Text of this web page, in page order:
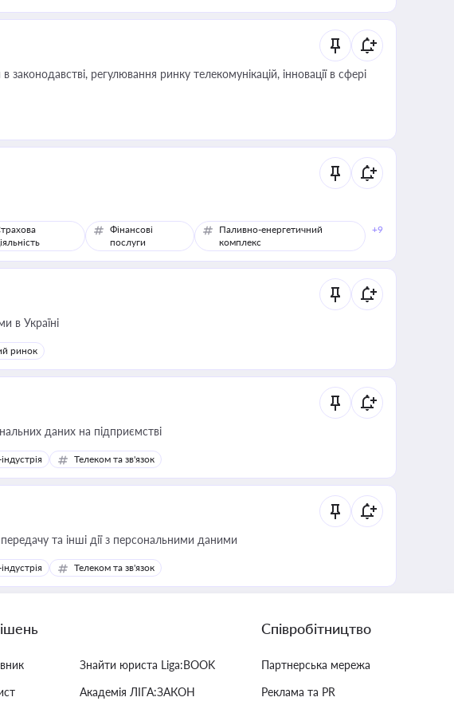
законодавстві, регулювання ринку телекомунікацій, інновації в сфері
Фінансові
послуги
Паливно-енергетичний
комплекс
+9
в Україні
ринок
даних на підприємстві
Телеком та зв'язок
та інші дії з персональними даними
Телеком та зв'язок
Знайти юриста Liga:BOOK
Академія ЛІГА:ЗАКОН
Співробітництво
Партнерська мережа
Реклама та PR